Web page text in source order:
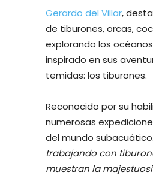
Gerardo del Villar,
de tiburones, orcas,
explorando los
inspirado en sus
temidas: los tiburones.
Reconocido por su
numerosas
del mundo
trabajando con
muestran la